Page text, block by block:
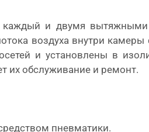
каждый и двумя
воздуха внутри камеры
и установлены в
их обслуживание и ремонт.
пневматики.